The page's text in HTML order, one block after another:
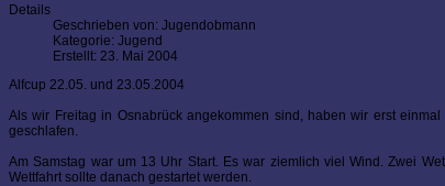
Details
Geschrieben von: Jugendobmann
Kategorie: Jugend
Erstellt: 23. Mai 2004
Alfcup 22.05. und 23.05.2004
Als wir Freitag in Osnabrück angekommen sind, haben wir erst
geschlafen.
Am Samstag war um 13 Uhr Start. Es war ziemlich viel Wind. Zwei
Wettfahrt sollte danach gestartet werden.